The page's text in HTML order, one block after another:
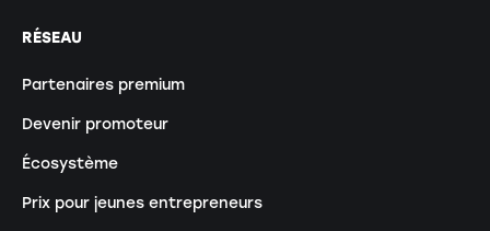
RÉSEAU
Partenaires premium
Devenir promoteur
Écosystème
Prix pour jeunes entrepreneurs